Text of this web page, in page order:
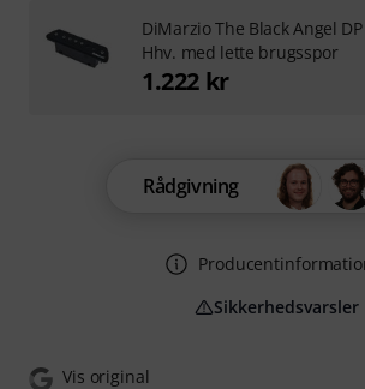
Vis original
Rådgivning
Sikkerhedsvarsler
DiMarzio The Black Angel
Hhv. med lette brugsspor
1.222 kr